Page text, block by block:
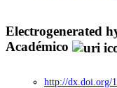
Electrogenerated
Académico
http://dx.doi.org/